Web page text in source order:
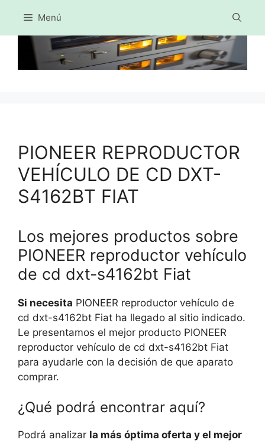
Saltar
al
contenido
Menú
PIONEER REPRODUCTOR
VEHÍCULO DE CD DXT-
S4162BT FIAT
Los mejores productos sobre
PIONEER reproductor vehículo
de cd dxt-s4162bt Fiat
Si necesita PIONEER reproductor vehículo de
cd dxt-s4162bt Fiat ha llegado al sitio indicado.
Le presentamos el mejor producto PIONEER
reproductor vehículo de cd dxt-s4162bt Fiat
para ayudarle con la decisión de que aparato
comprar.
¿Qué podrá encontrar aquí?
Podrá analizar la más óptima oferta y el mejor